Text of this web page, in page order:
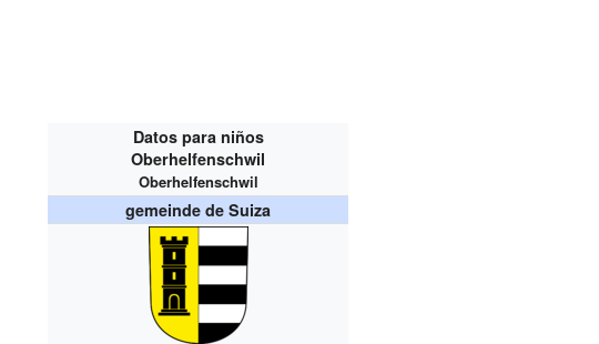
Datos para niños
Oberhelfenschwil
Oberhelfenschwil
gemeinde de Suiza